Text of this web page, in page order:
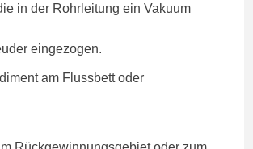
in der Rohrleitung ein Vakuum
eingezogen.
am Flussbett oder